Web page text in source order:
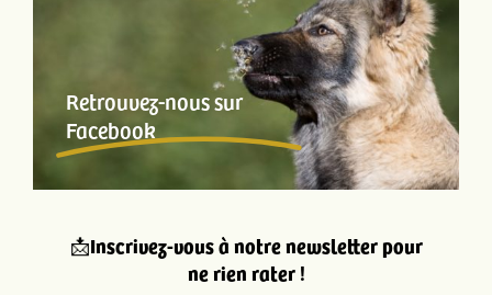
Retrouvez-nous sur
Facebook
📩Inscrivez-vous à notre newsletter pour
ne rien rater !